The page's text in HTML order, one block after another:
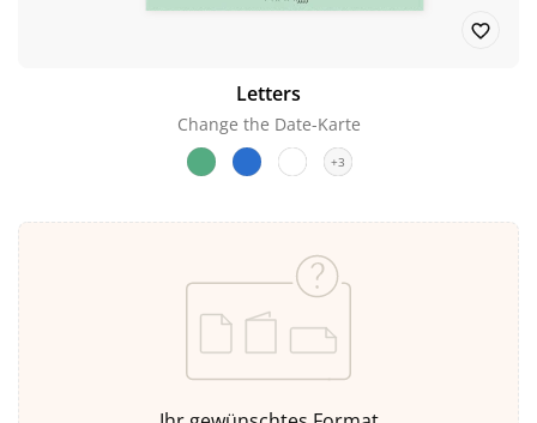
Letters
Change the Date-Karte
+3